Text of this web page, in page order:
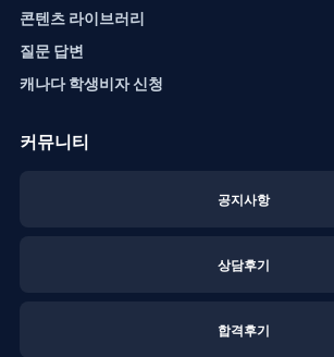
콘텐츠 라이브러리
질문 답변
캐나다 학생비자 신청
커뮤니티
공지사항
상담후기
합격후기